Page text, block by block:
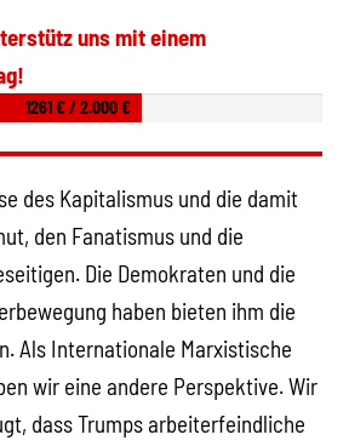
uns mit einem
1261 € / 2.000 €
des Kapitalismus und die damit
den Fanatismus und die
Die Demokraten und die
haben bieten ihm die
Als Internationale Marxistische
wir eine andere Perspektive. Wir
dass Trumps arbeiterfeindliche